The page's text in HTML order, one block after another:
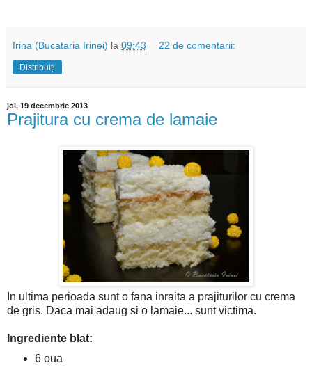
Irina (Bucataria Irinei) la 09:43 22 de comentarii:
Distribuiți
joi, 19 decembrie 2013
Prajitura cu crema de lamaie
In ultima perioada sunt o fana inraita a prajiturilor cu crema
de gris. Daca mai adaug si o lamaie... sunt victima.
Ingrediente blat:
6 oua